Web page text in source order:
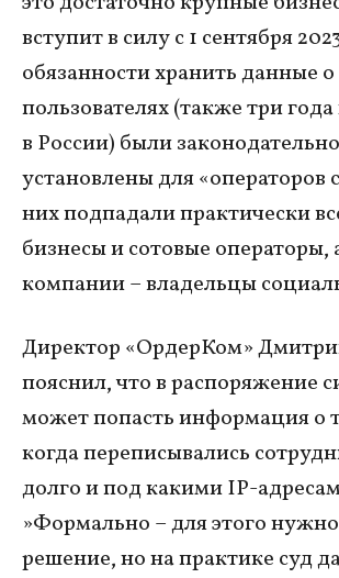
вступит в силу с 1 сентября
обязанности хранить данные о
пользователях (также три года
в России) были законодательно
установлены для «операторов
них подпадали практически
бизнесы и сотовые операторы,
компании – владельцы
Директор «ОрдерКом»
пояснил, что в распоряжение
может попасть информация о
когда переписывались
долго и под какими IP-
»Формально – для этого
решение, но на практике суд